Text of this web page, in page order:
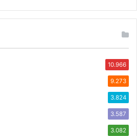
10.966
9.273
3.824
3.587
3.082